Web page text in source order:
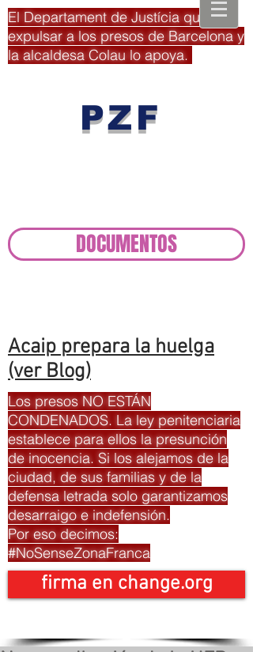
PZF
El Departament de Justícia quiere
expulsar a los presos de Barcelona y
la alcaldesa Colau lo apoya.
Los presos NO ESTÁN
CONDENADOS. La ley penitenciaria
establece para ellos la presunción
de inocencia. Si los alejamos de la
ciudad, de sus familias y de la
defensa letrada solo garantizamos
desarraigo e indefensión.
Por eso decimos:
#NoSenseZonaFranca
firma en change.org
Acaip prepara la huelga
(ver Blog)
DOCUMENTOS